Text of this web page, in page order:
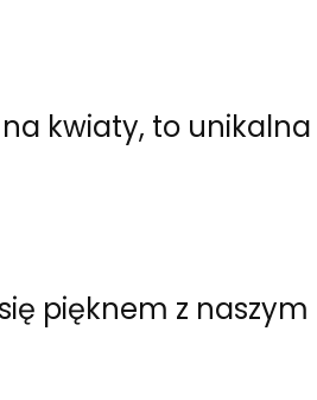
kwiaty, to unikalna
pięknem z naszym